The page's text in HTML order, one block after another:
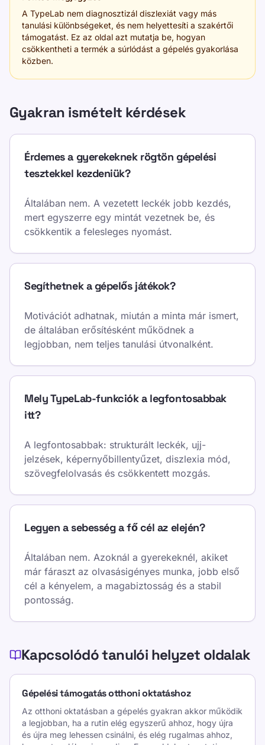
A TypeLab nem diagnosztizál diszlexiát vagy más
tanulási különbségeket, és nem helyettesíti a szakértői
támogatást. Ez az oldal azt mutatja be, hogyan
csökkentheti a termék a súrlódást a gépelés gyakorlása
közben.
Gyakran ismételt kérdések
Érdemes a gyerekeknek rögtön gépelési
tesztekkel kezdeniük?
Általában nem. A vezetett leckék jobb kezdés,
mert egyszerre egy mintát vezetnek be, és
csökkentik a felesleges nyomást.
Segíthetnek a gépelős játékok?
Motivációt adhatnak, miután a minta már ismert,
de általában erősítésként működnek a
legjobban, nem teljes tanulási útvonalként.
Mely TypeLab-funkciók a legfontosabbak
itt?
A legfontosabbak: strukturált leckék, ujj-
jelzések, képernyőbillentyűzet, diszlexia mód,
szövegfelolvasás és csökkentett mozgás.
Legyen a sebesség a fő cél az elején?
Általában nem. Azoknál a gyerekeknél, akiket
már fáraszt az olvasásigényes munka, jobb első
cél a kényelem, a magabiztosság és a stabil
pontosság.
Kapcsolódó tanulói helyzet oldalak
Gépelési támogatás otthoni oktatáshoz
Az otthoni oktatásban a gépelés gyakran akkor működik
a legjobban, ha a rutin elég egyszerű ahhoz, hogy újra
és újra meg lehessen csinálni, és elég rugalmas ahhoz,